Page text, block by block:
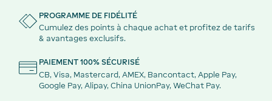
PROGRAMME DE FIDÉLITÉ
Cumulez des points à chaque achat et profitez de tarifs
& avantages exclusifs.
PAIEMENT 100% SÉCURISÉ
CB, Visa, Mastercard, AMEX, Bancontact, Apple Pay,
Google Pay, Alipay, China UnionPay, WeChat Pay.